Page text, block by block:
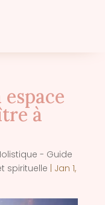
espace
à
- Guide
spirituelle
Jan 1,